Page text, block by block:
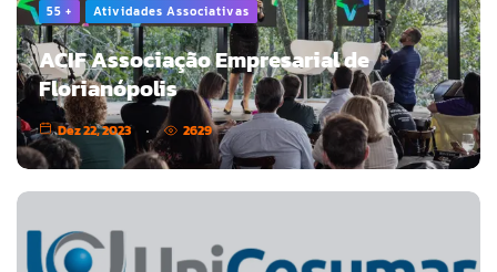
55 + Atividades Associativas
ACIF Associação Empresarial de
Florianópolis
Dez 22, 2023 2629